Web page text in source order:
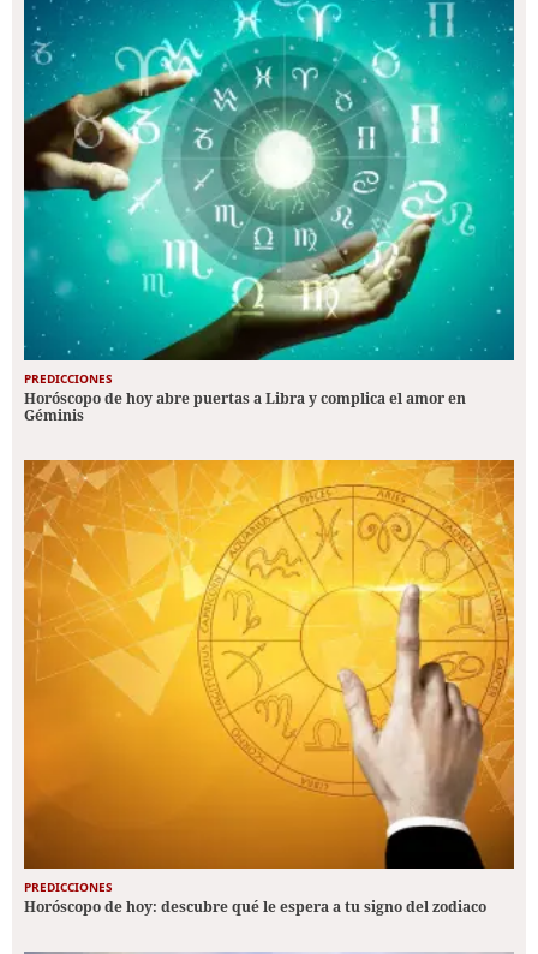
PREDICCIONES
Horóscopo de hoy abre puertas a Libra y complica el amor en
Géminis
PREDICCIONES
Horóscopo de hoy: descubre qué le espera a tu signo del zodiaco